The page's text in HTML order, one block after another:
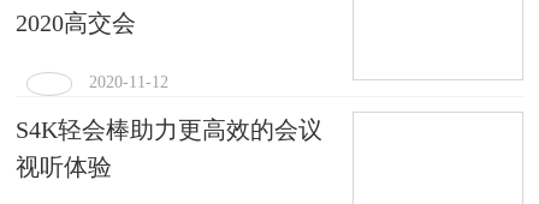
2020高交会
2020-11-12
S4K轻会棒助力更高效的会议
视听体验